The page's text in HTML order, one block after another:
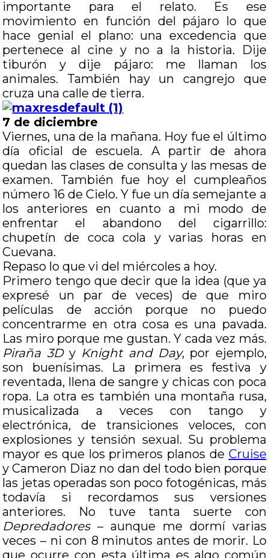
importante para el relato. Es ese
movimiento en función del pájaro lo que
hace genial el plano: una excedencia que
pertenece al cine y no a la historia. Dije
tiburón y dije pájaro: me llaman los
animales. También hay un cangrejo que
cruza una calle de tierra.
7 de diciembre
Viernes, una de la mañana. Hoy fue el último
día oficial de escuela. A partir de ahora
quedan las clases de consulta y las mesas de
examen. También fue hoy el cumpleaños
número 16 de Cielo. Y fue un día semejante a
los anteriores en cuanto a mi modo de
enfrentar el abandono del cigarrillo:
chupetín de coca cola y varias horas en
Cuevana.
Repaso lo que vi del miércoles a hoy.
Primero tengo que decir que la idea (que ya
expresé un par de veces) de que miro
películas de acción porque no puedo
concentrarme en otra cosa es una pavada.
Las miro porque me gustan. Y cada vez más.
Piraña 3Dy Knight and Day, por ejemplo,
son buenísimas. La primera es festiva y
reventada, llena de sangre y chicas con poca
ropa. La otra es también una montaña rusa,
musicalizada a veces con tango y
electrónica, de transiciones veloces, con
explosiones y tensión sexual. Su problema
mayor es que los primeros planos de Cruise
y Cameron Diaz no dan del todo bien porque
las jetas operadas son poco fotogénicas, más
todavía si recordamos sus versiones
anteriores. No tuve tanta suerte con
Depredadores– aunque me dormí varias
veces – ni con 8 minutos antes de morir. Lo
que ocurre con esta última es algo común